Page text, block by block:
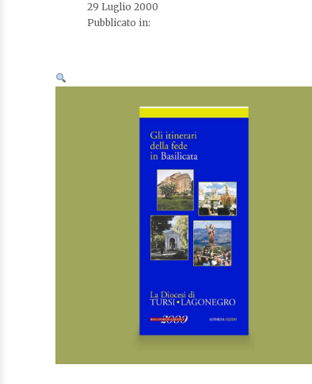
29 Luglio 2000
Pubblicato in: